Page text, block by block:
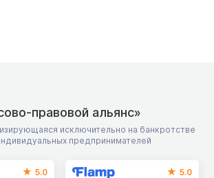
правовой альянс»
исключительно на банкротстве
предпринимателей
5.0
5.0